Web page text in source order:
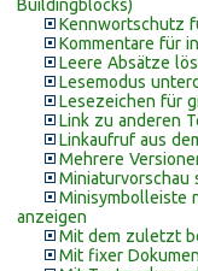
Buildingblocks)
Kennwortschutz
Kommentare für
Leere Absätze
Lesemodus
Lesezeichen für
Link zu anderen
Linkaufruf aus
Mehrere
Miniaturvorschau
Minisymbolleiste
anzeigen
Mit dem zuletzt
Mit fixer